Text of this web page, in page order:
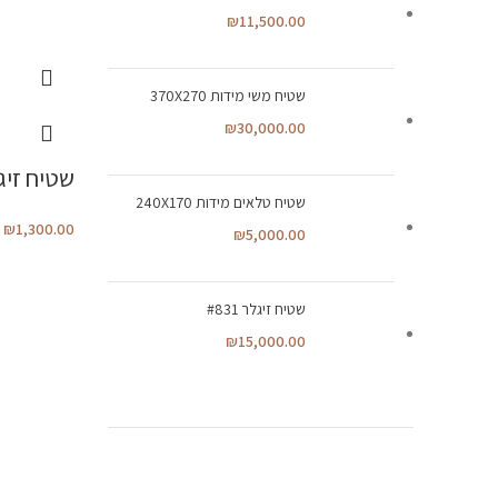
₪11,500.00
שטיח משי מידות 370X270
₪30,000.00
שטיח טלאים מידות 240X170
₪5,000.00
שטיח זיגלר #831
₪15,000.00
שטיח
₪1,300.00